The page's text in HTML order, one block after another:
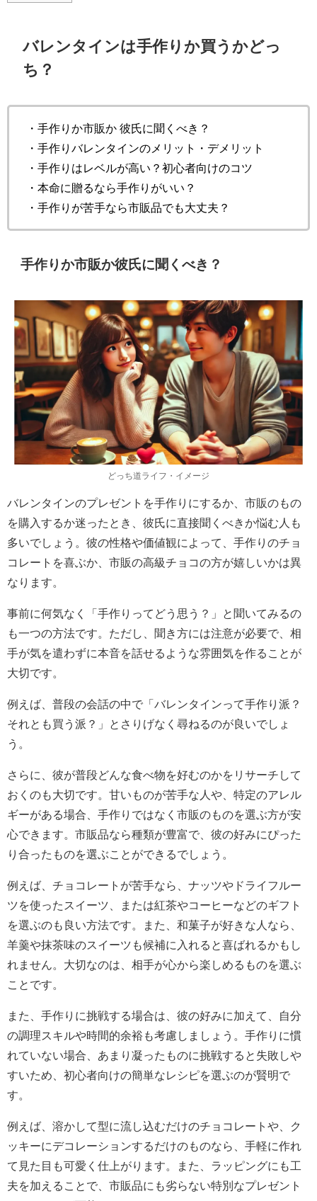
バレンタインは手作りか買うかどっ
ち？
・手作りか市販か 彼氏に聞くべき？
・手作りバレンタインのメリット・デメリット
・手作りはレベルが高い？初心者向けのコツ
・本命に贈るなら手作りがいい？
・手作りが苦手なら市販品でも大丈夫？
手作りか市販か彼氏に聞くべき？
どっち道ライフ・イメージ
バレンタインのプレゼントを手作りにするか、市販のもの
を購入するか迷ったとき、彼氏に直接聞くべきか悩む人も
多いでしょう。彼の性格や価値観によって、手作りのチョ
コレートを喜ぶか、市販の高級チョコの方が嬉しいかは異
なります。
事前に何気なく「手作りってどう思う？」と聞いてみるの
も一つの方法です。ただし、聞き方には注意が必要で、相
手が気を遣わずに本音を話せるような雰囲気を作ることが
大切です。
例えば、普段の会話の中で「バレンタインって手作り派？
それとも買う派？」とさりげなく尋ねるのが良いでしょ
う。
さらに、彼が普段どんな食べ物を好むのかをリサーチして
おくのも大切です。甘いものが苦手な人や、特定のアレル
ギーがある場合、手作りではなく市販のものを選ぶ方が安
心できます。市販品なら種類が豊富で、彼の好みにぴった
り合ったものを選ぶことができるでしょう。
例えば、チョコレートが苦手なら、ナッツやドライフルー
ツを使ったスイーツ、または紅茶やコーヒーなどのギフト
を選ぶのも良い方法です。また、和菓子が好きな人なら、
羊羹や抹茶味のスイーツも候補に入れると喜ばれるかもし
れません。大切なのは、相手が心から楽しめるものを選ぶ
ことです。
また、手作りに挑戦する場合は、彼の好みに加えて、自分
の調理スキルや時間的余裕も考慮しましょう。手作りに慣
れていない場合、あまり凝ったものに挑戦すると失敗しや
すいため、初心者向けの簡単なレシピを選ぶのが賢明で
す。
例えば、溶かして型に流し込むだけのチョコレートや、ク
ッキーにデコレーションするだけのものなら、手軽に作れ
て見た目も可愛く仕上がります。また、ラッピングにも工
夫を加えることで、市販品にも劣らない特別なプレゼント